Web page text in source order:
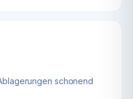
schonend